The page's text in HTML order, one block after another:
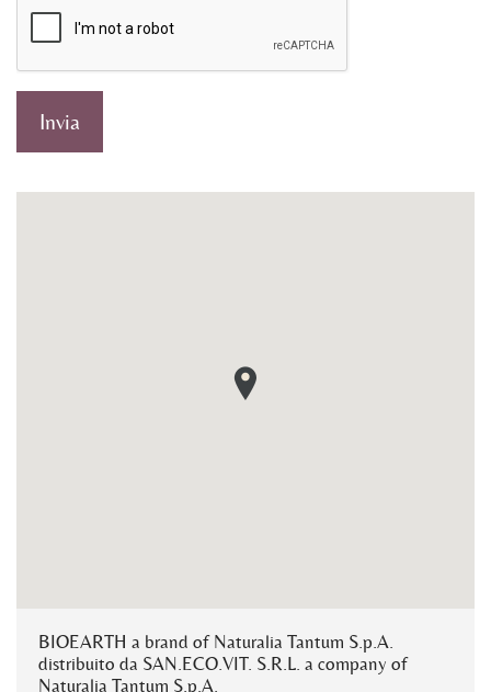
Invia
BIOEARTH a brand of Naturalia Tantum S.p.A.
distribuito da SAN.ECO.VIT. S.R.L. a company of
Naturalia Tantum S.p.A.